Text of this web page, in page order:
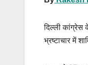
दिल्ली कांग्रेस
भ्रष्टाचार में